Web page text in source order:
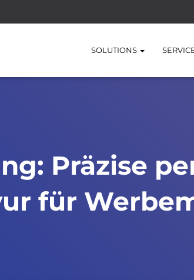
SOLUTIONS
Präzise
für